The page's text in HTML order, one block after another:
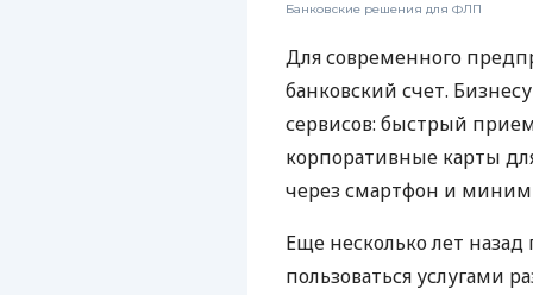
Банковские решения для ФЛП
Для современного
банковский счет.
сервисов: быстрый
корпоративные карты
через смартфон и
Еще несколько лет
пользоваться услугами